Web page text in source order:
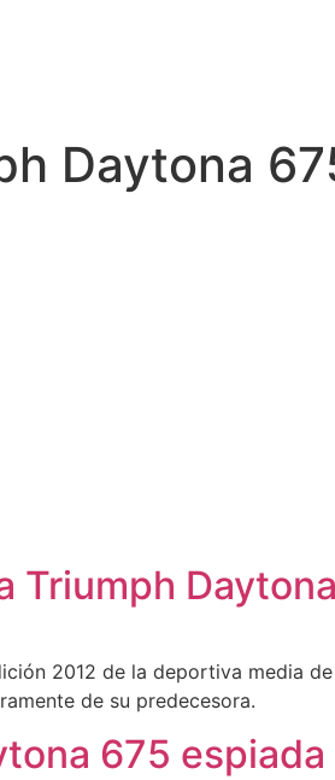
Daytona
Triumph
2012 de la deportiva media de
de su predecesora.
675 espiada